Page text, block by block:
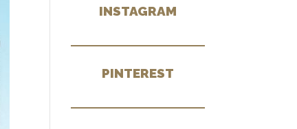
INSTAGRAM
PINTEREST